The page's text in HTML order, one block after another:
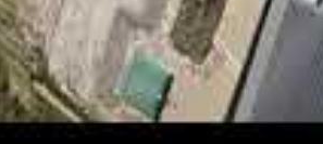
Capacité mise en
service (MW)
13,98